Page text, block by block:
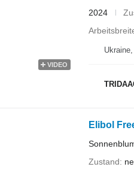
VIDEO
2024
Elibol
Zustand